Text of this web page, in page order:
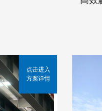
点击进入
方案详情